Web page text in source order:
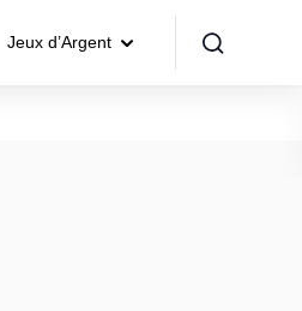
Jeux d’Argent